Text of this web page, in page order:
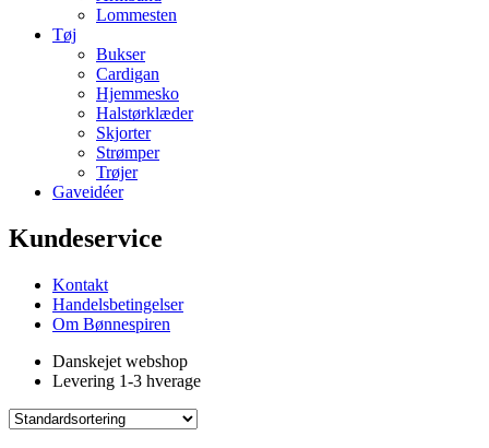
Lommesten
Tøj
Bukser
Cardigan
Hjemmesko
Halstørklæder
Skjorter
Strømper
Trøjer
Gaveidéer
Kundeservice
Kontakt
Handelsbetingelser
Om Bønnespiren
Danskejet webshop
Levering 1-3 hverage